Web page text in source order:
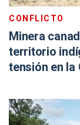
CONFLICTO
Minera
territorio
tensión en la